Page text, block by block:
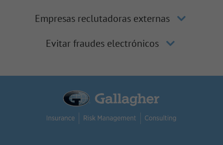
Empresas reclutadoras externas
Evitar fraudes electrónicos